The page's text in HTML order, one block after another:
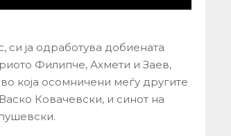
си ја одработува добиената
Филипче, Ахмети и Заев,
која осомничени меѓу другите
Ковачевски, и синот на